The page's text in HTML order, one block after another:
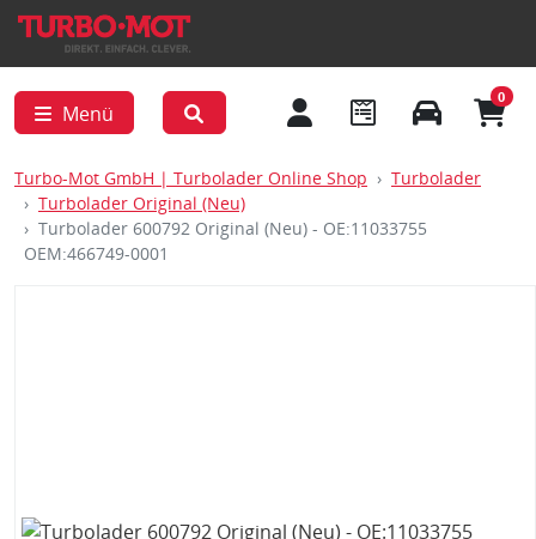
Menü
0
Turbo-Mot GmbH | Turbolader Online Shop
Turbolader
Turbolader Original (Neu)
Turbolader 600792 Original (Neu) - OE:11033755
OEM:466749-0001